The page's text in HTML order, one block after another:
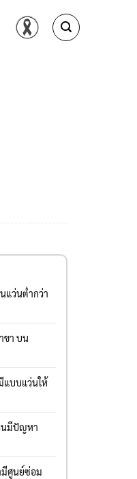
แว่นต่ำกว่า
ขา บน
แบบแว่นให้
นมีปัญหา
มีศูนย์ซ่อม